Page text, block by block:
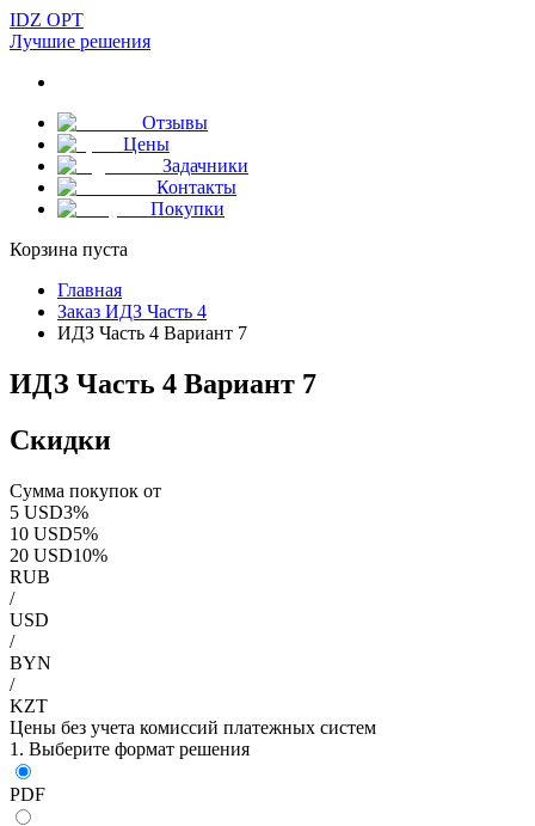
IDZ OPT
Лучшие решения
Отзывы
Цены
Задачники
Контакты
Покупки
Корзина пуста
Главная
Заказ ИДЗ Часть 4
ИДЗ Часть 4 Вариант 7
ИДЗ Часть 4 Вариант 7
Скидки
Сумма покупок от
5 USD3%
10 USD5%
20 USD10%
RUB
/
USD
/
BYN
/
KZT
Цены без учета комиссий платежных систем
1. Выберите формат решения
PDF